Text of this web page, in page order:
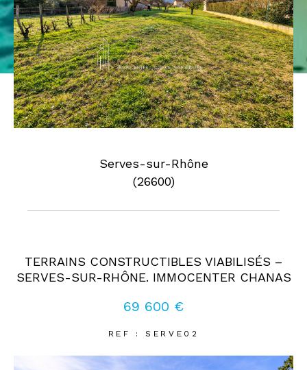
Serves-sur-Rhône
(26600)
TERRAINS CONSTRUCTIBLES VIABILISÉS –
SERVES-SUR-RHÔNE. IMMOCENTER CHANAS
69 600 €
REF : SERVE02
Pièces
0 1 2 3 4 5
Où
Où
AFFINER LES CRITÈRES
Parking Terrasse Piscine